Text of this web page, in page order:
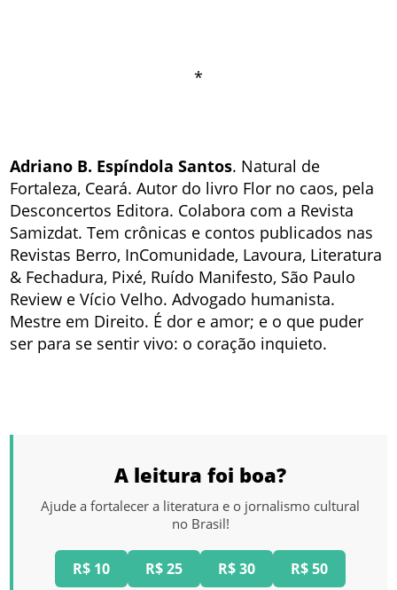
*
Adriano B. Espíndola Santos. Natural de
Fortaleza, Ceará. Autor do livro Flor no caos, pela
Desconcertos Editora. Colabora com a Revista
Samizdat. Tem crônicas e contos publicados nas
Revistas Berro, InComunidade, Lavoura, Literatura
& Fechadura, Pixé, Ruído Manifesto, São Paulo
Review e Vício Velho. Advogado humanista.
Mestre em Direito. É dor e amor; e o que puder
ser para se sentir vivo: o coração inquieto.
A leitura foi boa?
Ajude a fortalecer a literatura e o jornalismo cultural
no Brasil!
R$ 10 R$ 25 R$ 30 R$ 50